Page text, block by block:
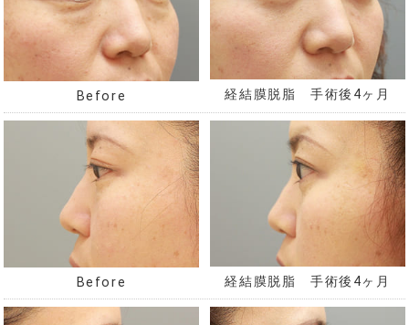
Before 経結膜脱脂 手術後4ヶ月
Before 経結膜脱脂 手術後4ヶ月